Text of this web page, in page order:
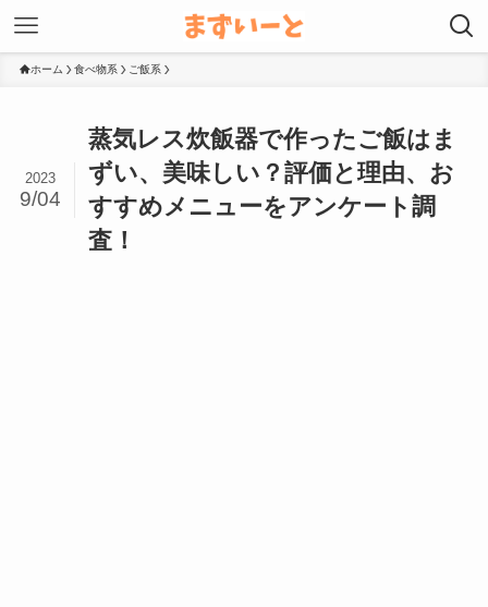
ホーム 食べ物系 ご飯系
蒸気レス炊飯器で作ったご飯はま
ずい、美味しい？評価と理由、お
すすめメニューをアンケート調
査！
2023
9/04